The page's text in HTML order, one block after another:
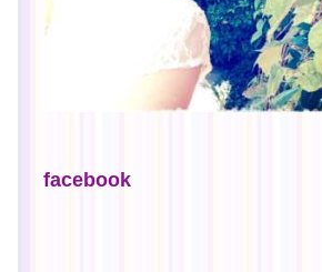
facebook